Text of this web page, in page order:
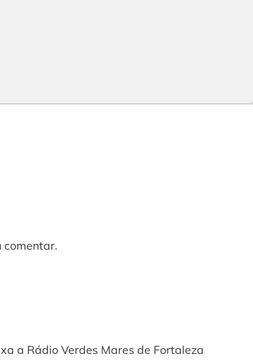
comentar.
a Rádio Verdes Mares de Fortaleza